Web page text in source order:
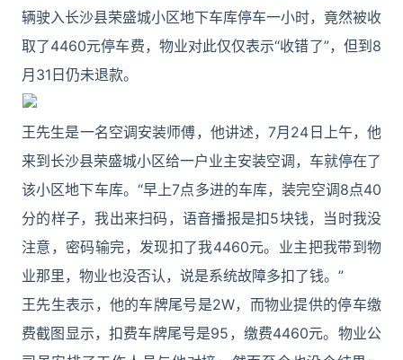
辆驶入长沙县荣盛城小区地下车库停车一小时，竟然被收
取了4460元停车费，物业对此仅仅表示“收错了”，但到8
月31日仍未退款。
王先生是一名空调安装师傅，他讲述，7月24日上午，他
来到长沙县荣盛城小区给一户业主安装空调，车就停在了
该小区地下车库。“早上7点多进的车库，装完空调8点40
分的样子，我出来扫码，语音播报是扣5块钱，当时我没
注意，密码输完，发现扣了我4460元。业主把我带到物
业那里，物业也没否认，说是系统故障多扣了钱。”
王先生表示，他的车牌尾号是2W，而物业提供的停车缴
费截图显示，扣费车牌尾号是95，缴费4460元。物业公